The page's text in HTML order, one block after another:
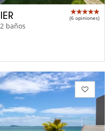
(6 opiniones)
baños